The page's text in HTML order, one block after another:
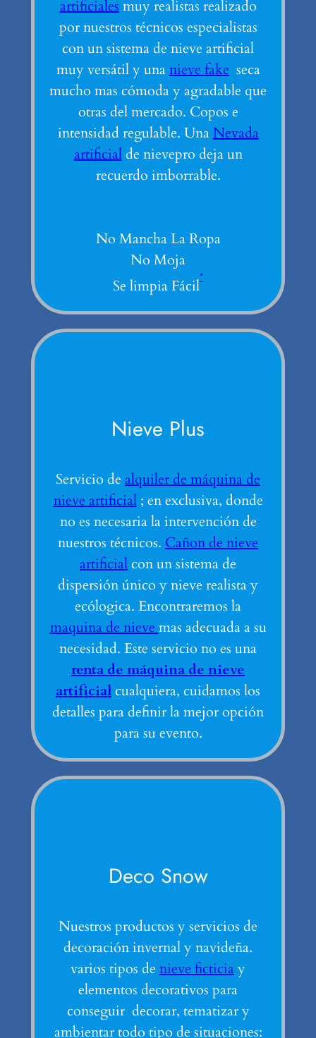
artificiales muy realistas realizado
por nuestros técnicos especialistas
con un sistema de nieve artificial
muy versátil y una nieve fake seca
mucho mas cómoda y agradable que
otras del mercado. Copos e
intensidad regulable. Una Nevada
artificialde nievepro deja un
recuerdo imborrable.
No Mancha La Ropa
No Moja
Se limpia Fácil*
Nieve Plus
Servicio de alquiler de máquina de
nieve artificial; en exclusiva, donde
no es necesaria la intervención de
nuestros técnicos. Cañon de nieve
artificialcon un sistema de
dispersión único y nieve realista y
ecólogica. Encontraremos la
maquina de nieve mas adecuada a su
necesidad. Este servicio no es una
renta de máquina de nieve
artificialcualquiera, cuidamos los
detalles para definir la mejor opción
para su evento.
Deco Snow
Nuestros productos y servicios de
decoración invernal y navideña.
varios tipos de nieve ficticia y
elementos decorativos para
conseguir decorar, tematizar y
ambientar todo tipo de situaciones: